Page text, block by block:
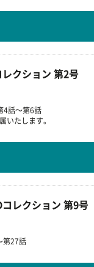
クション 第2号
4話～第6話
いたします。
レクション 第9号
第27話